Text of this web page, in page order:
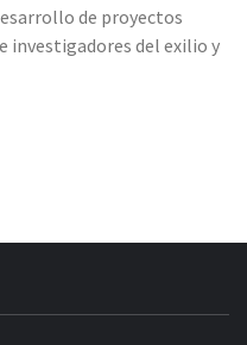
de proyectos
investigadores del exilio y